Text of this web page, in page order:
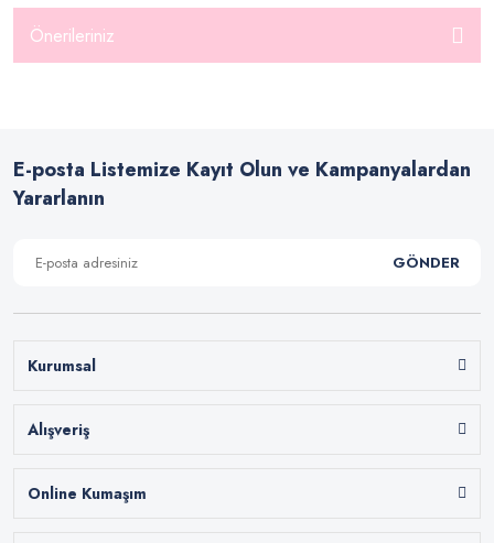
Önerileriniz
E-posta Listemize Kayıt Olun ve Kampanyalardan
Yararlanın
GÖNDER
Kurumsal
Alışveriş
Online Kumaşım